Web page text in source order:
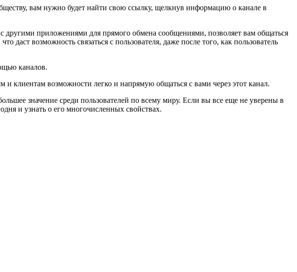
вам нужно будет найти свою ссылку, щелкнув информацию о канале в
приложениями для прямого обмена сообщениями, позволяет вам общаться
возможность связаться с пользователя, даже после того, как пользователь
каналов.
клиентам возможности легко и напрямую общаться с вами через этот канал.
значение среди пользователей по всему миру. Если вы все еще не уверены в
и узнать о его многочисленных свойствах.